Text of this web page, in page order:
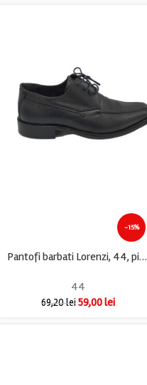
-15%
Pantofi barbati Lorenzi, 44, piele, negru
44
69,20lei 59,00lei